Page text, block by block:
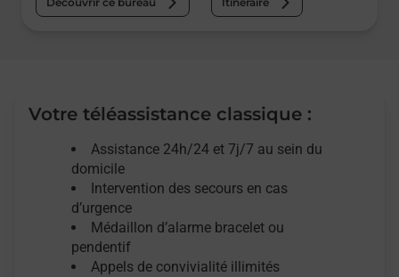
Votre téléassistance classique :
Assistance 24h/24 et 7j/7 au sein du
domicile
Intervention des secours en cas
d’urgence
Médaillon d’alarme bracelet ou
pendentif
Appels de convivialité illimités